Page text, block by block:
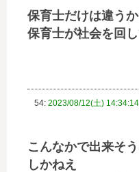
保育士だけは違う
保育士が社会を回
54: 2023/08/12(土)
こんなかで出来そ
しかねえ